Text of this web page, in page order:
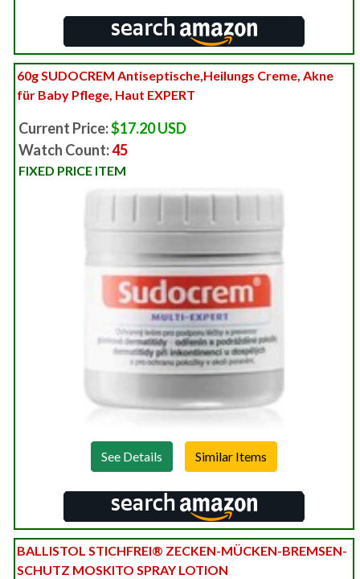
60g SUDOCREM Antiseptische,Heilungs Creme, Akne
für Baby Pflege, Haut EXPERT
Current Price:$17.20 USD
Watch Count:45
FIXED PRICE ITEM
See Details
BALLISTOL STICHFREI® ZECKEN-MÜCKEN-BREMSEN-
SCHUTZ MOSKITO SPRAY LOTION